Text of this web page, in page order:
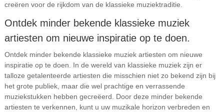
creëren voor de rijkdom van de klassieke muziektraditie.
Ontdek minder bekende klassieke muziek
artiesten om nieuwe inspiratie op te doen.
Ontdek minder bekende klassieke muziek artiesten om nieuwe
inspiratie op te doen. In de wereld van klassieke muziek zijn er
talloze getalenteerde artiesten die misschien niet zo bekend zijn bij
het grote publiek, maar die wel prachtige en verrassende
muziekstukken hebben gecreëerd. Door deze minder bekende
artiesten te verkennen, kunt u uw muzikale horizon verbreden en